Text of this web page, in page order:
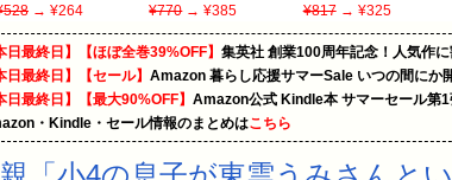
→ ¥264 ¥770→ ¥385 ¥817→ ¥325
日最終日】【ほぼ全巻39%OFF】 集英社 創業100周年記念！人気作に
日最終日】【セール】 Amazon 暮らし応援サマーSale いつの間にか
日最終日】【最大90%OFF】 Amazon公式 Kindle本 サマーセール第1
・Kindle・セール情報のまとめはこちら